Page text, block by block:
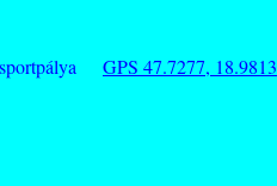
sportpálya GPS 47.7277, 18.9813